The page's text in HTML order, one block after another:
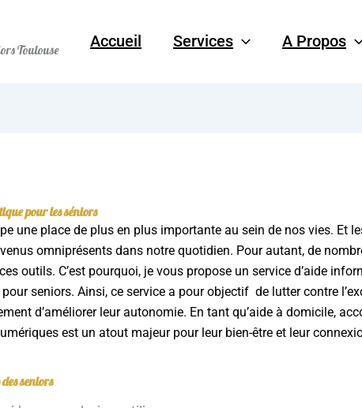
Toulouse Accueil Services A Propos
pour les séniors
une place de plus en plus importante au sein de nos vies. Et
omniprésents dans notre quotidien. Pour autant, de
outils. C’est pourquoi, je vous propose un service d’aide
seniors. Ainsi, ce service a pour objectif de lutter contre
d’améliorer leur autonomie. En tant qu’aide à domicile,
est un atout majeur pour leur bien-être et leur
seniors